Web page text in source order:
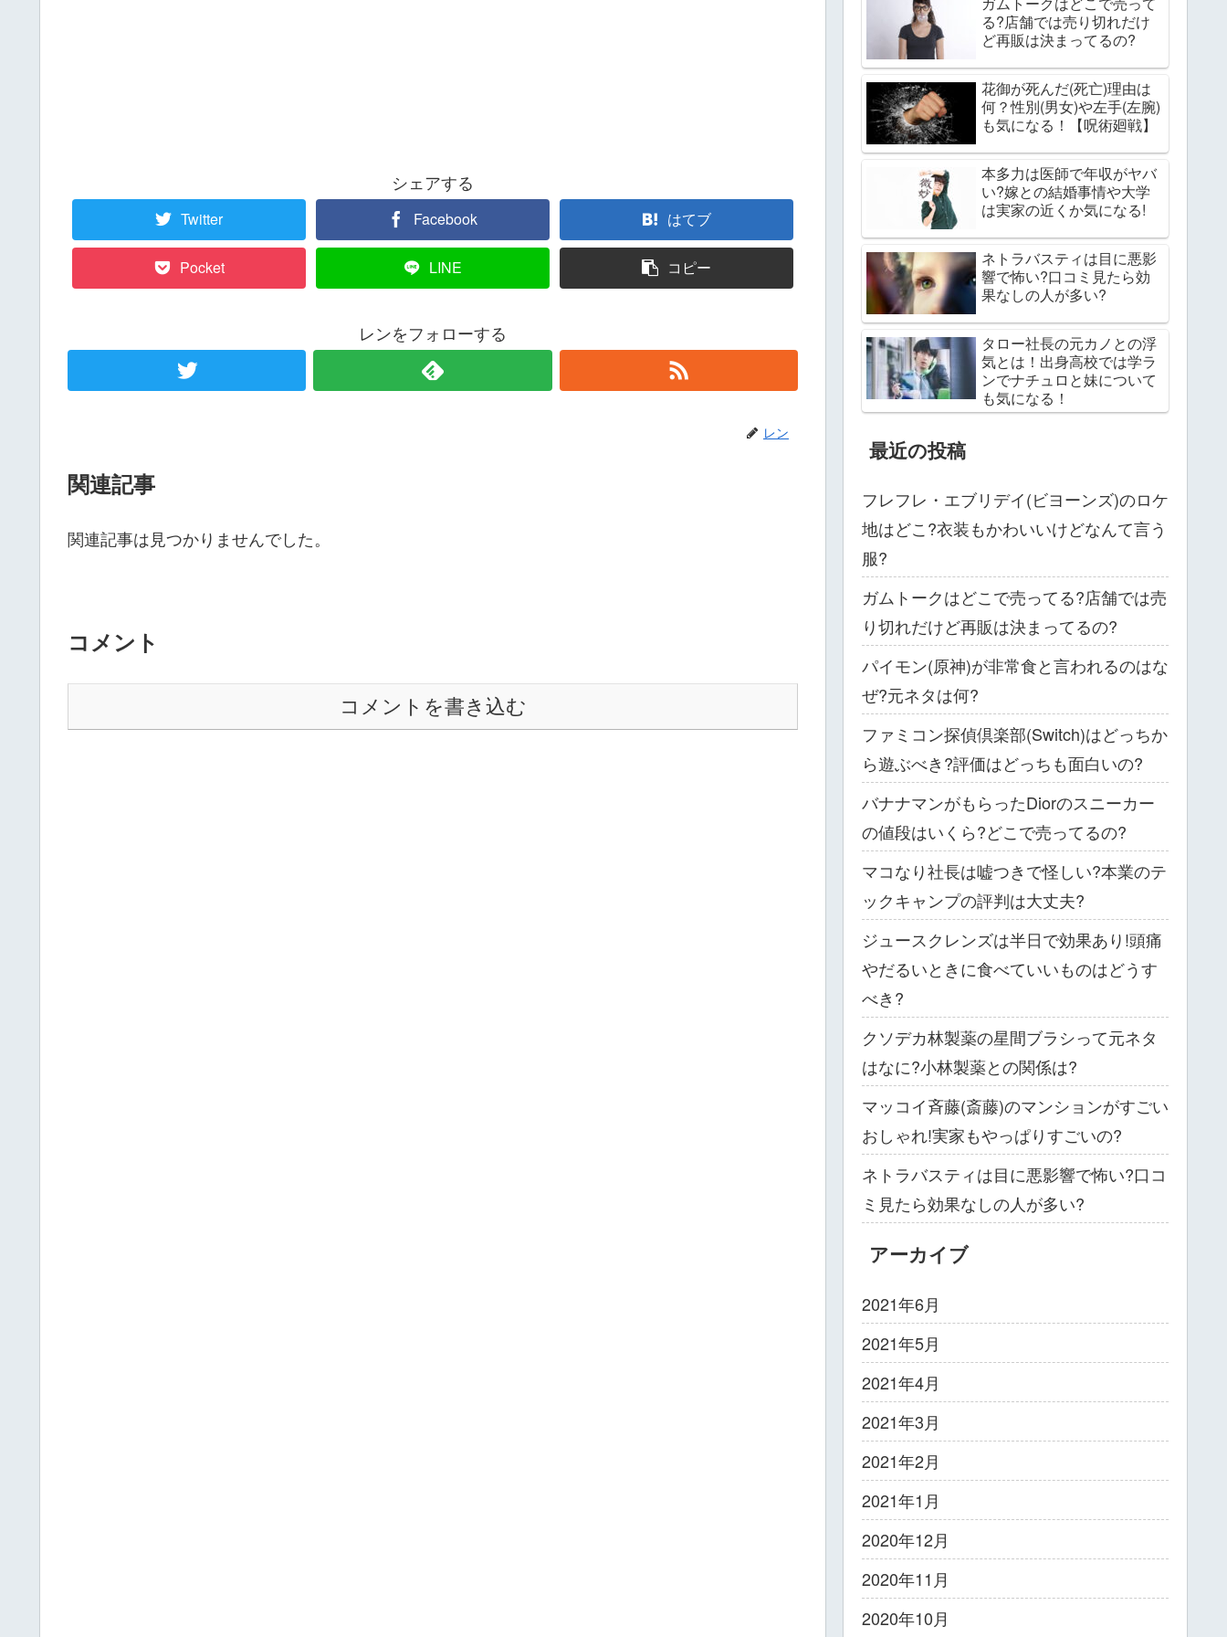
シェアする
Twitter Facebook はてブ
Pocket LINE コピー
レンをフォローする
レン
関連記事
関連記事は見つかりませんでした。
コメント
コメントを書き込む
る?店舗では売り切れだけ
ど再販は決まってるの?
花御が死んだ(死亡)理由は
何？性別(男女)や左手(左腕)
も気になる！【呪術廻戦】
本多力は医師で年収がヤバ
い?嫁との結婚事情や大学
は実家の近くか気になる!
ネトラバスティは目に悪影
響で怖い?口コミ見たら効
果なしの人が多い?
タロー社長の元カノとの浮
気とは！出身高校では学ラ
ンでナチュロと妹について
も気になる！
最近の投稿
フレフレ・エブリデイ(ビヨーンズ)のロケ
地はどこ?衣装もかわいいけどなんて言う
服?
ガムトークはどこで売ってる?店舗では売
り切れだけど再販は決まってるの?
パイモン(原神)が非常食と言われるのはな
ぜ?元ネタは何?
ファミコン探偵倶楽部(Switch)はどっちか
ら遊ぶべき?評価はどっちも面白いの?
バナナマンがもらったDiorのスニーカー
の値段はいくら?どこで売ってるの?
マコなり社長は嘘つきで怪しい?本業のテ
ックキャンプの評判は大丈夫?
ジュースクレンズは半日で効果あり!頭痛
やだるいときに食べていいものはどうす
べき?
クソデカ林製薬の星間ブラシって元ネタ
はなに?小林製薬との関係は?
マッコイ斉藤(斎藤)のマンションがすごい
おしゃれ!実家もやっぱりすごいの?
ネトラバスティは目に悪影響で怖い?口コ
ミ見たら効果なしの人が多い?
アーカイブ
2021年6月
2021年5月
2021年4月
2021年3月
2021年2月
2021年1月
2020年12月
2020年11月
2020年10月